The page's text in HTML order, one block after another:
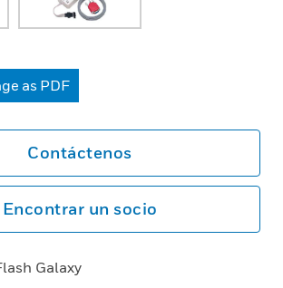
as PDF
Contáctenos
Encontrar un socio
Galaxy